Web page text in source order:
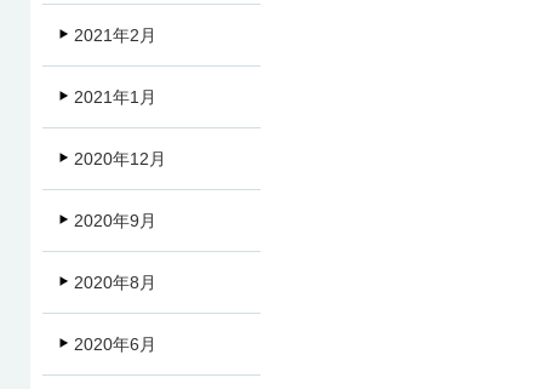
2021年2月
2021年1月
2020年12月
2020年9月
2020年8月
2020年6月